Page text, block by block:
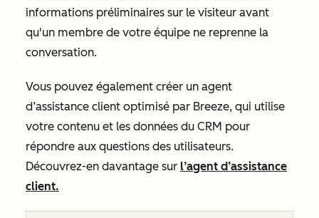
informations préliminaires sur le visiteur avant
qu'un membre de votre équipe ne reprenne la
conversation.
Vous pouvez également créer un agent
d’assistance client optimisé par Breeze, qui utilise
votre contenu et les données du CRM pour
répondre aux questions des utilisateurs.
Découvrez-en davantage sur l’agent d’assistance
client.